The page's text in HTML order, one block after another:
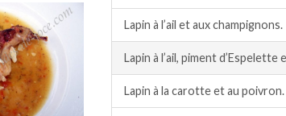
Lapin à l’ail et aux champignons.
Lapin à l’ail, piment
Lapin à la carotte et au poivron.